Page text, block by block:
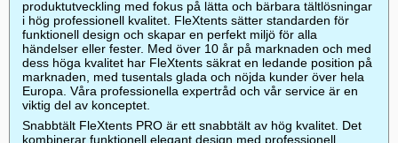
produktutveckling med fokus på lätta och bärbara tältlösningar
i hög professionell kvalitet. FleXtents sätter standarden för
funktionell design och skapar en perfekt miljö för alla
händelser eller fester. Med över 10 år på marknaden och med
dess höga kvalitet har FleXtents säkrat en ledande position på
marknaden, med tusentals glada och nöjda kunder över hela
Europa. Våra professionella expertråd och vår service är en
viktig del av konceptet.
Snabbtält FleXtents PRO är ett snabbtält av hög kvalitet. Det
kombinerar funktionell elegant design med professionell